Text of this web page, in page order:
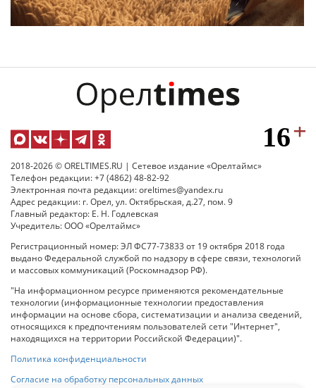
2018-2026 © ORELTIMES.RU | Сетевое издание «Орелтаймс»
Телефон редакции: +7 (4862) 48-82-92
Электронная почта редакции: oreltimes@yandex.ru
Адрес редакции: г. Орел, ул. Октябрьская, д.27, пом. 9
Главный редактор: Е. Н. Годлевская
Учредитель: ООО «Орелтаймс»
Регистрационный номер: ЭЛ ФС77-73833 от 19 октября 2018 года
выдано Федеральной службой по надзору в сфере связи, технологий
и массовых коммуникаций (Роскомнадзор РФ).
"На информационном ресурсе применяются рекомендательные
технологии (информационные технологии предоставления
информации на основе сбора, систематизации и анализа сведений,
относящихся к предпочтениям пользователей сети "Интернет",
находящихся на территории Российской Федерации)".
Политика конфиденциальности
Согласие на обработку персональных данных